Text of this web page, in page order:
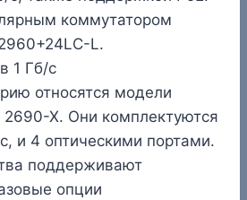
коммутатором
L.
1 Гб/с
относятся модели
2690-X. Они комплектуются
и 4 оптическими портами.
поддерживают
опции